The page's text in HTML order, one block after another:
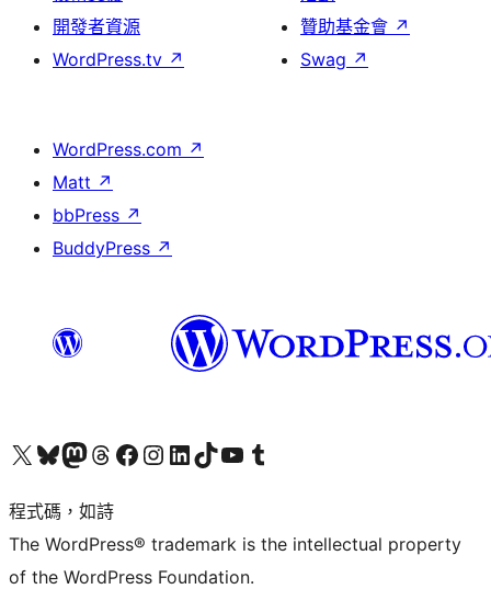
開發者資源
WordPress.tv ↗
贊助基金會 ↗
Swag ↗
WordPress.com ↗
Matt ↗
bbPress ↗
BuddyPress ↗
查看我們的 X (之前的 Twitter) 帳號造訪我們的 Bluesky 帳號造訪我們的 Mastodon 帳號造訪我們的 Threads 帳號 造訪我們的 Facebook 粉絲專頁Visit our Instagram account
Visit our LinkedIn account
造訪我們的 TikTok 帳號Visit our YouTube channel
造訪我們的 Tumblr 帳號
程式碼，如詩
The WordPress® trademark is the intellectual property
of the WordPress Foundation.